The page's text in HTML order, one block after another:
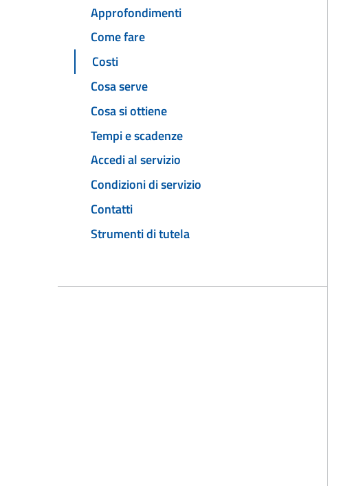
Approfondimenti
Come fare
Costi
Cosa serve
Cosa si ottiene
Tempi e scadenze
Accedi al servizio
Condizioni di servizio
Contatti
Strumenti di tutela